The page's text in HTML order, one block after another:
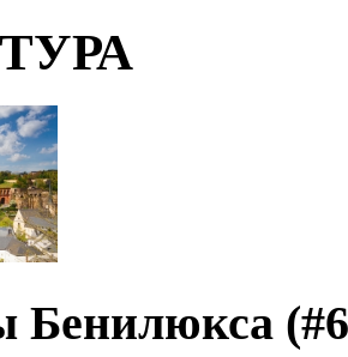
Бенилюкса